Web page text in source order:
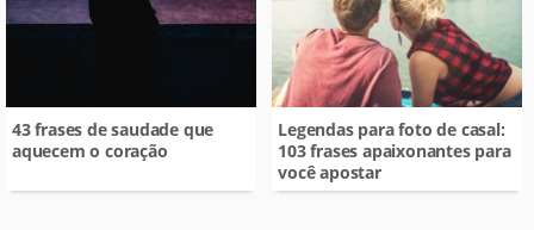
43 frases de saudade que
aquecem o coração
Legendas para foto de casal:
103 frases apaixonantes para
você apostar